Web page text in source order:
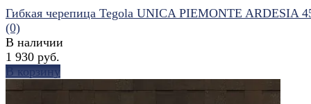
Гибкая черепица Tegola UNICA PIEMONTE ARDESIA
(0)
В наличии
1 930 руб.
В корзину